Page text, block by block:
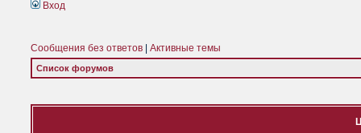
Вход
Сообщения без ответов Активные темы
Список форумов